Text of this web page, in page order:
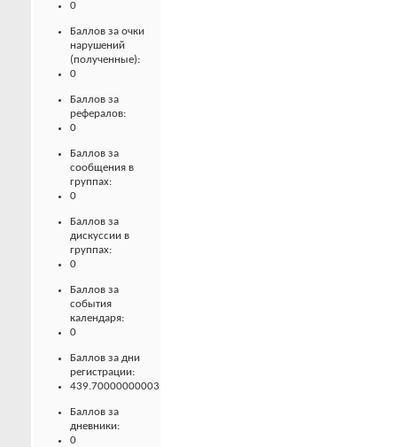
0
Баллов за очки
нарушений
(полученные):
0
Баллов за
рефералов:
0
Баллов за
сообщения в
группах:
0
Баллов за
дискуссии в
группах:
0
Баллов за
события
календаря:
0
Баллов за дни
регистрации:
439.70000000003
Баллов за
дневники:
0